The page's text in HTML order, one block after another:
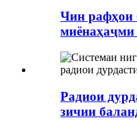
Чин рафҳои
миёнаҳаҷми
Радиои
зичии